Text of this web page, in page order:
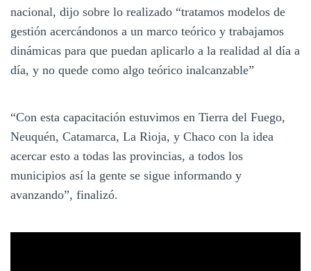
nacional, dijo sobre lo realizado “tratamos modelos de
gestión acercándonos a un marco teórico y trabajamos
dinámicas para que puedan aplicarlo a la realidad al día a
día, y no quede como algo teórico inalcanzable”
“Con esta capacitación estuvimos en Tierra del Fuego,
Neuquén, Catamarca, La Rioja, y Chaco con la idea
acercar esto a todas las provincias, a todos los
municipios así la gente se sigue informando y
avanzando”, finalizó.